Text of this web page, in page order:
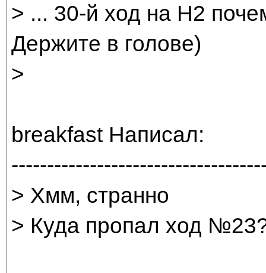
> ... 30-й ход на H2
Держите в голове)
>
breakfast Написал:
> Хмм, странно
> Куда пропал ход